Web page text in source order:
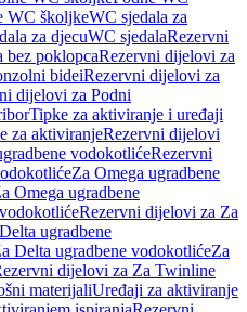
WC školjkeWC sjedala za
za djecuWC sjedalaRezervni
bez poklopcaRezervni dijelovi za
bideiRezervni dijelovi za
dijelovi za Podni
Tipke za aktiviranje i uređaji
za aktiviranjeRezervni dijelovi
vodokotlićeRezervni
Za Omega ugradbene
Omega ugradbene
Rezervni dijelovi za Za
ugradbene
Delta ugradbene vodokotlićeZa
dijelovi za Za Twinline
materijaliUređaji za aktiviranje